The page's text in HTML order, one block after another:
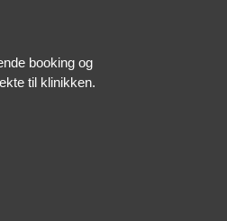
booking og
til klinikken.